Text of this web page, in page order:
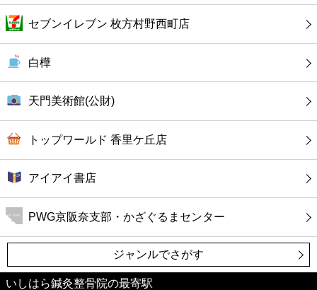
公共
病院
ホテル
セブンイレブン 枚方村野西町店
白樺
天門美術館(公財)
トップワールド 香里ケ丘店
アイアイ書店
PWG京阪奈支部・かざぐるまセンター
ジャンルでさがす
いしはら鍼灸整骨院の最寄駅